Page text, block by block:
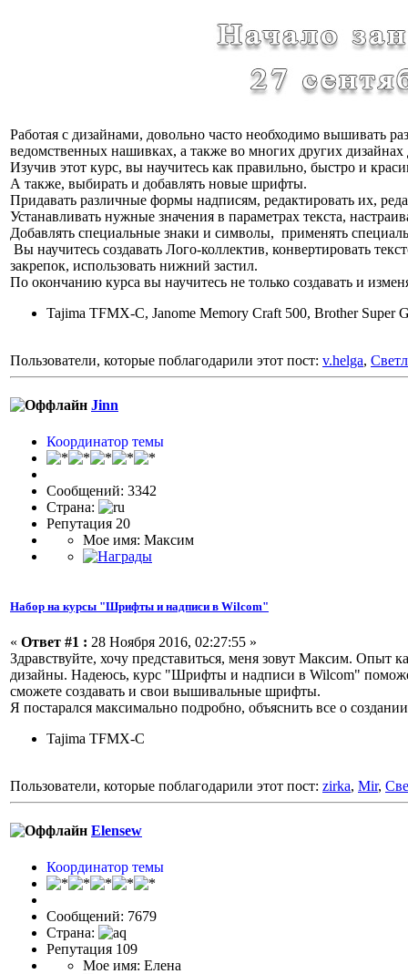
Работая с дизайнами, довольно часто необходимо
ведомственных нашивках, а также во многих других
Изучив этот курс, вы научитесь как правильно, быстро и
А также, выбирать и добавлять новые шрифты.
Придавать различные формы надписям, редактировать их,
Устанавливать нужные значения в параметрах текста,
Добавлять специальные знаки и символы, применять
Вы научитесь создавать Лого-коллектив, конвертировать
закрепок, использовать нижний застил.
По окончанию курса вы научитесь не только создавать и
Tajima TFMX-C, Janome Memory Craft 500, Brother Super
Пользователи, которые поблагодарили этот пост: v.helga,
Jinn
Координатор темы
Сообщений: 3342
Страна:
Репутация 20
Мое имя: Максим
Набор на курсы "Шрифты и надписи в Wilcom"
« Ответ #1 : 28 Ноября 2016, 02:27:55 »
Здравствуйте, хочу представиться, меня зовут Максим.
дизайны. Надеюсь, курс "Шрифты и надписи в Wilcom"
сможете создавать и свои вышивальные шрифты.
Я постарался максимально подробно, объяснить все о
Tajima TFMX-C
Пользователи, которые поблагодарили этот пост: zirka, Mir,
Elensew
Координатор темы
Сообщений: 7679
Страна:
Репутация 109
Мое имя: Елена